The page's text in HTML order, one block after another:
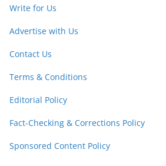
Write for Us
Advertise with Us
Contact Us
Terms & Conditions
Editorial Policy
Fact-Checking & Corrections Policy
Sponsored Content Policy